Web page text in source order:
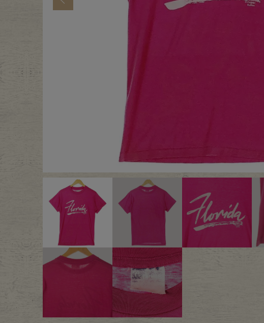
レディース商品カテゴリーから探す
Fafatt Kidswear
小物・アクセサリーから探す
Bag